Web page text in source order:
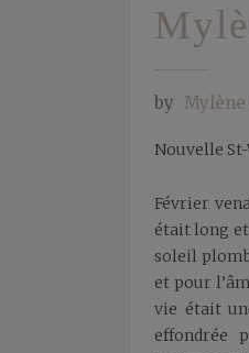
by
Nouvelle
Février
était long et
soleil
et pour
vie était
effondrée